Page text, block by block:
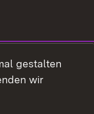
gestalten
wir